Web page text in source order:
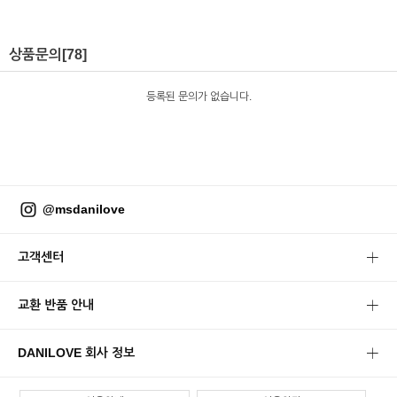
상품문의 [78]
등록된 문의가 없습니다.
@msdanilove
고객센터
교환 반품 안내
DANILOVE 회사 정보